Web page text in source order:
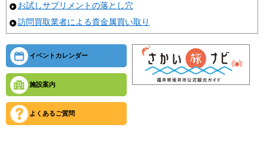
お試しサプリメントの落とし穴
訪問買取業者による貴金属買い取り
イベントカレンダー
施設案内
よくあるご質問